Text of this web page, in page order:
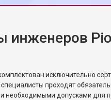
инженеров
исключительно
проходят
необходимыми допусками для